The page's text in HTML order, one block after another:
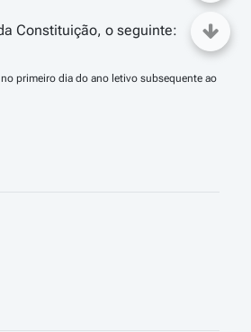
Constituição, o seguinte:
primeiro dia do ano letivo subsequente ao